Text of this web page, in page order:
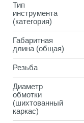
Тип
инструмента
(категория)
Габаритная
длина (общая)
Резьба
Диаметр
обмотки
(шихтованный
каркас)